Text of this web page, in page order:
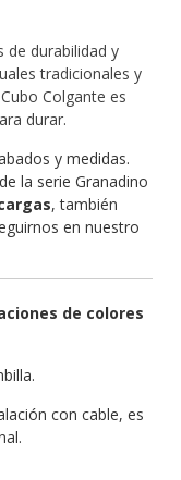
de durabilidad y
tradicionales y
Colgante es
durar.
y medidas.
la serie Granadino
, también
en nuestro
de colores
con cable, es